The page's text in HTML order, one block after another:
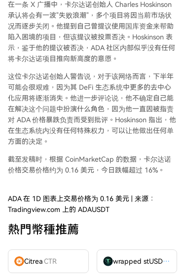
在一条 X 广播中 ，卡尔达诺创始人 Charles Hoskinson
承认将会有一波"失败浪潮"，多个项目将因当前市场状
况而逐步关闭。他提到自己曾提议使用国库资金来帮助
陷入困境的项目，但该提议被投票否决。Hoskinson 表
示，鉴于他的提议被否决， ADA 社区内部似乎没有任何
将卡尔达诺项目推向新高度的意愿。
这位卡尔达诺创始人警告说，对于该网络而言，下半年
可能会很艰难，因为其 DeFi 生态系统中更多的去中心
化应用将逐渐消失。他进一步评论说，他不确定自己能
在解决这个问题中扮演什么角色，因为他一直因被指责
对 ADA 价格暴跌负责而受到批评。Hoskinson 指出，他
在生态系统内没有任何特殊权力，可以让他做出任何单
方面的决定。
截至发稿时，根据 CoinMarketCap 的数据 ，卡尔达诺
价格交易价格约为 0.16 美元，今日跌幅超过 16%。
ADA 在 1D 图表上交易价格为 0.16 美元 | 来源：
Tradingview.com 上的 ADAUSDT
熱門幣種推薦
CitreaCTR wrapped stUSDT